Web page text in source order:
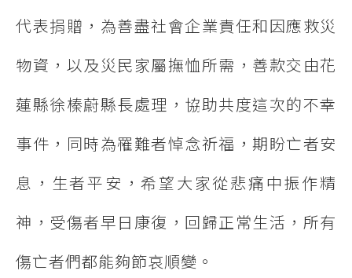
代表捐贈，為善盡社會企業責任和因應救災
物資，以及災民家屬撫恤所需，善款交由花
蓮縣徐榛蔚縣長處理，協助共度這次的不幸
事件，同時為罹難者悼念祈福，期盼亡者安
息，生者平安，希望大家從悲痛中振作精
神，受傷者早日康復，回歸正常生活，所有
傷亡者們都能夠節哀順變。